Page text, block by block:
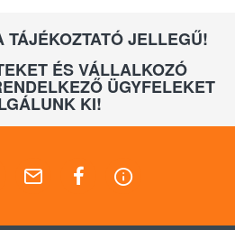
JELLEGŰ!
ÉS VÁLLALKOZÓ
ÜGYFELEKET
KI!